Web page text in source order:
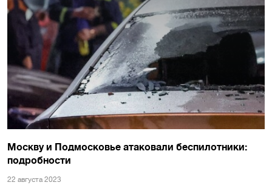
Москву и Подмосковье атаковали беспилотники:
подробности
22 августа 2023